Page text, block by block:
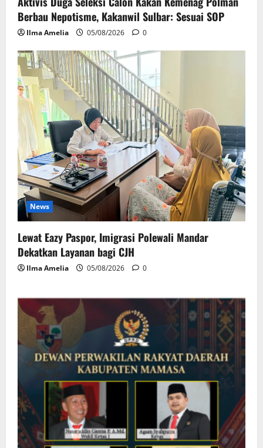
Berbau Nepotisme, Kakanwil Sulbar: Sesuai SOP
Ilma Amelia 05/08/2026 0
News
Lewat Eazy Paspor, Imigrasi Polewali Mandar
Dekatkan Layanan bagi CJH
Ilma Amelia 05/08/2026 0